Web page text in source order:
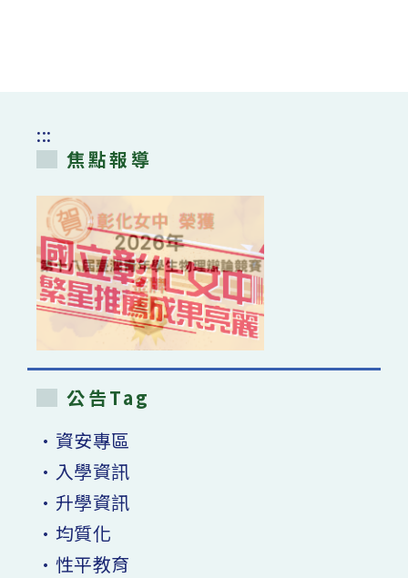
:::
焦點報導
公告Tag
•資安專區
•入學資訊
•升學資訊
•均質化
•性平教育